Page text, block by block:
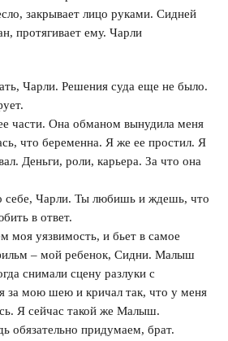
закрывает лицо руками. Сидней
протягивает ему. Чарли
Чарли. Решения суда еще не было.
части. Она обманом вынудила меня
что беременна. Я же ее простил. Я
Деньги, роли, карьера. За что она
себе, Чарли. Ты любишь и ждешь, что
в ответ.
моя уязвимость, и бьет в самое
– мой ребенок, Сидни. Малыш
снимали сцену разлуки с
за мою шею и кричал так, что у меня
Я сейчас такой же Малыш.
обязательно придумаем, брат.